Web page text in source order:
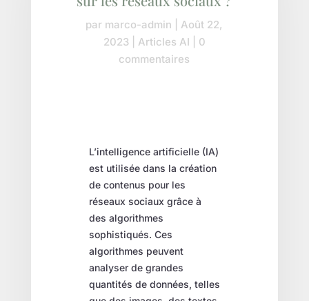
par marco-admin
Août 22,
2023| Articles AI
0
commentaires
L’intelligence artificielle (IA)
est utilisée dans la création
de contenus pour les
réseaux sociaux grâce à
des algorithmes
sophistiqués. Ces
algorithmes peuvent
analyser de grandes
quantités de données, telles